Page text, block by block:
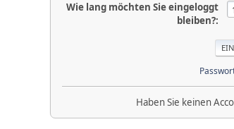
Wie lang möchten Sie eingeloggt
bleiben?:
Haben Sie keinen